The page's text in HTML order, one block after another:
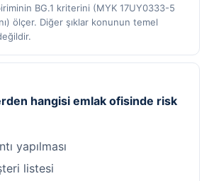
BG.1 kriterini (MYK 17UY0333-5
ölçer. Diğer şıklar konunun temel
hangisi emlak ofisinde risk
yapılması
listesi